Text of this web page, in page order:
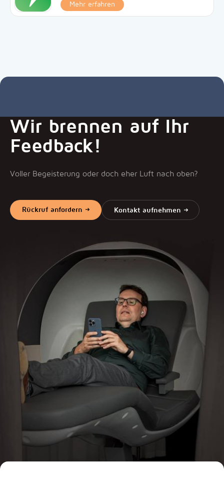
Mehr erfahren
Wir brennen auf Ihr
Feedback!
Voller Begeisterung oder doch eher Luft nach oben?
Rückruf anfordern Kontakt aufnehmen